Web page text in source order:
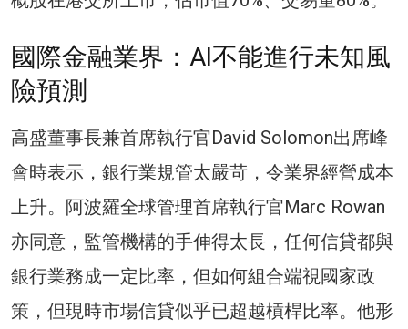
國際金融業界：AI不能進行未知風
險預測
高盛董事長兼首席執行官David Solomon出席峰
會時表示，銀行業規管太嚴苛，令業界經營成本
上升。阿波羅全球管理首席執行官Marc Rowan
亦同意，監管機構的手伸得太長，任何信貸都與
銀行業務成一定比率，但如何組合端視國家政
策，但現時市場信貸似乎已超越槓桿比率。他形